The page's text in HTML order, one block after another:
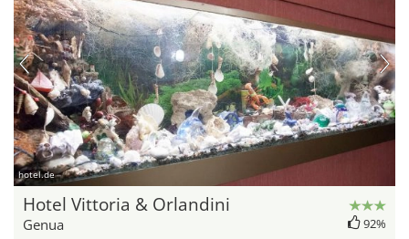
hotel.de
Hotel Vittoria & Orlandini
Genua 92%